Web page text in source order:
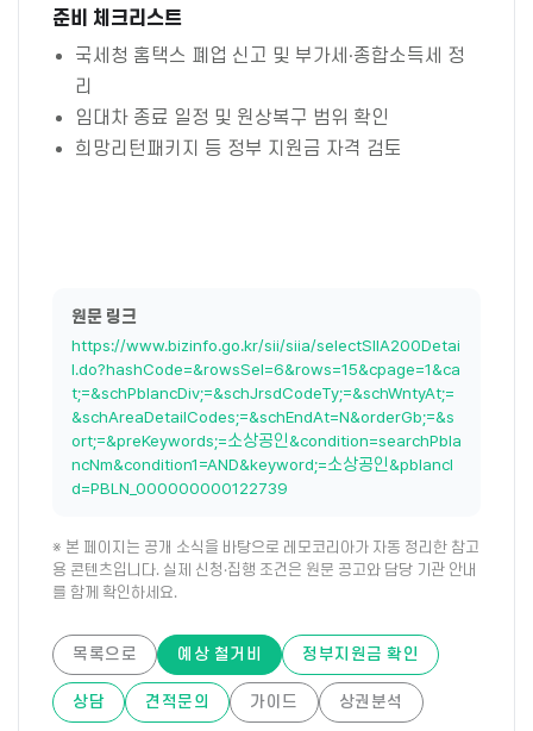
준비 체크리스트
국세청 홈택스 폐업 신고 및 부가세·종합소득세 정
리
임대차 종료 일정 및 원상복구 범위 확인
희망리턴패키지 등 정부 지원금 자격 검토
원문 링크
https://www.bizinfo.go.kr/sii/siia/selectSIIA200Detai
l.do?hashCode=&rowsSel=6&rows=15&cpage=1&ca
t;=&schPblancDiv;=&schJrsdCodeTy;=&schWntyAt;=
&schAreaDetailCodes;=&schEndAt=N&orderGb;=&s
ort;=&preKeywords;=소상공인&condition=searchPbla
ncNm&condition1=AND&keyword;=소상공인&pblancI
d=PBLN_000000000122739
※ 본 페이지는 공개 소식을 바탕으로 레모코리아가 자동 정리한 참고
용 콘텐츠입니다. 실제 신청·집행 조건은 원문 공고와 담당 기관 안내
를 함께 확인하세요.
목록으로 예상 철거비 정부지원금 확인
상담 견적문의 가이드 상권분석